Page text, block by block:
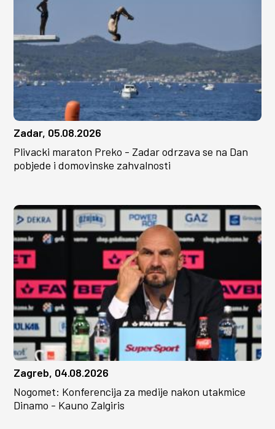
Zadar, 05.08.2026
Plivacki maraton Preko - Zadar odrzava se na Dan
pobjede i domovinske zahvalnosti
Zagreb, 04.08.2026
Nogomet: Konferencija za medije nakon utakmice
Dinamo - Kauno Zalgiris